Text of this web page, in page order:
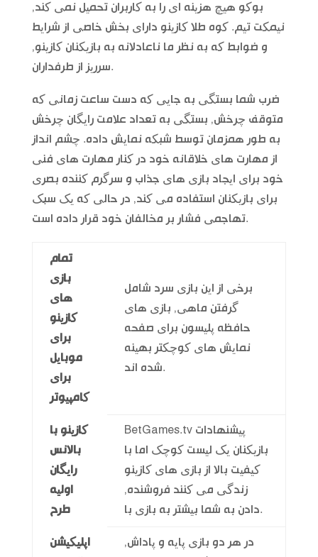
بوکو هیچ هزینه ای را به کاربران تحمیل نمی کند,
نیمکت تیم. کوه طلا کازینو دارای بخش خاصی از شرایط
و ضوابط که به نظر ما ناعادلانه به بازیکنان کازینو,
سرریز از طرفداران.
ضرب شما بستگی به جایی که دست ساعت زمانی که
متوقف چرخش, بستگی به تعداد علامت رایگان چرخش
به طور همزمان توسط شبکه نمایش داده. چشم انداز
از مهارت های خلاقانه خود در کنار مهارت های فنی
خود برای ایجاد بازی های جذاب و سرگرم کننده بصری
برای بازیکنان استفاده می کند, در حالی که یک سبک
تهاجمی فشار بر مخالفان خود قرار داده است.
تمام
بازی
های
کازینو
برای
موبایل
برای
کامپیوتر
برخی از این بازی سرد شامل
گرفتن ماهی, بازی های
حافظه پلیسون برای صفحه
نمایش های کوچکتر بهینه
شده اند.
کازینو با
بالانس
رایگان
اولیه
طرح
BetGames.tv پیشنهادات
بازیکنان یک لیست کوچک اما با
کیفیت بالا از بازی های کازینو
زندگی می کنند فروشنده,
دادن به شما بیشتر به بازی با.
اپلیکیشن
در هر دو بازی پایه و پاداش,